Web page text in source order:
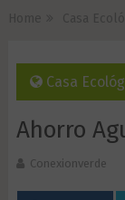
Casa
Ahorro
Conexionverde